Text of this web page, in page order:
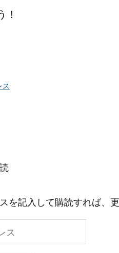
！
ス
を記入して購読すれば、